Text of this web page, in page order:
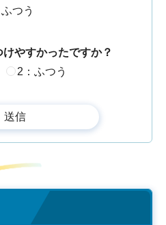
つう
やすかったですか？
2：ふつう